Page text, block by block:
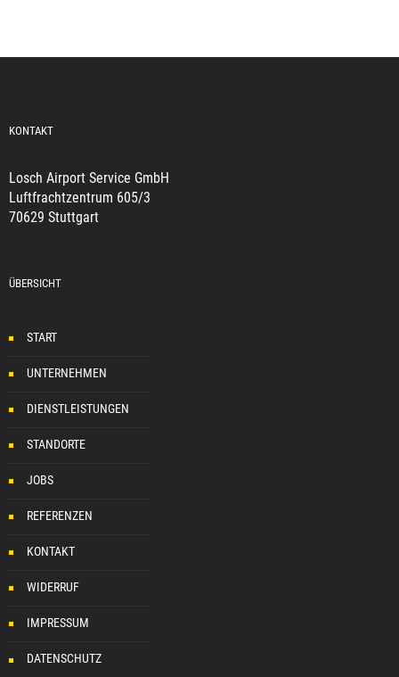
KONTAKT
Losch Airport Service GmbH
Luftfrachtzentrum 605/3
70629 Stuttgart
ÜBERSICHT
START
UNTERNEHMEN
DIENSTLEISTUNGEN
STANDORTE
JOBS
REFERENZEN
KONTAKT
WIDERRUF
IMPRESSUM
DATENSCHUTZ